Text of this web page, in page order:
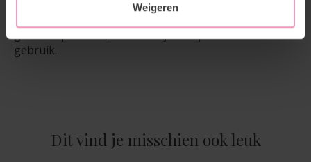
Weigeren
om de geur subtiel te verspreiden. De oliën zijn
geurverspreiders, waardoor je volop kunt variëren in
gebruik.
Dit vind je misschien ook leuk